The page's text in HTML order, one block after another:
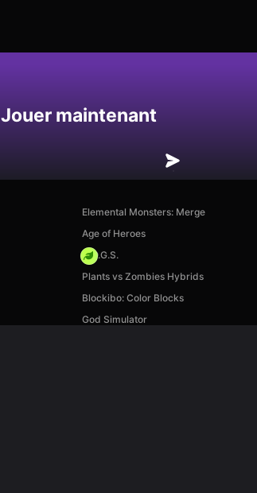
Jouer maintenant
Elemental Monsters: Merge
Age of Heroes
H.O.G.S.
Plants vs Zombies Hybrids
Blockibo: Color Blocks
God Simulator